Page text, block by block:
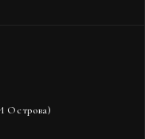
Острова)